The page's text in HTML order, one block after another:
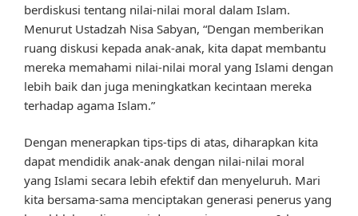
berdiskusi tentang nilai-nilai moral dalam Islam.
Menurut Ustadzah Nisa Sabyan, “Dengan memberikan
ruang diskusi kepada anak-anak, kita dapat membantu
mereka memahami nilai-nilai moral yang Islami dengan
lebih baik dan juga meningkatkan kecintaan mereka
terhadap agama Islam.”
Dengan menerapkan tips-tips di atas, diharapkan kita
dapat mendidik anak-anak dengan nilai-nilai moral
yang Islami secara lebih efektif dan menyeluruh. Mari
kita bersama-sama menciptakan generasi penerus yang